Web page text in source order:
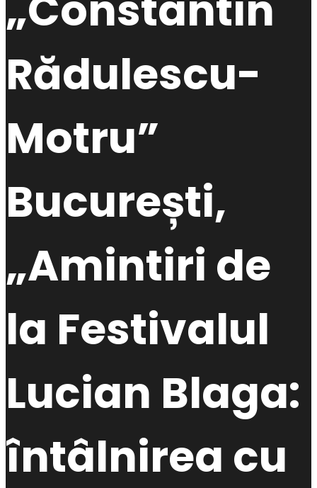
Rădulescu-
Motru”
București,
„Amintiri de
la Festivalul
Lucian Blaga:
întâlnirea cu